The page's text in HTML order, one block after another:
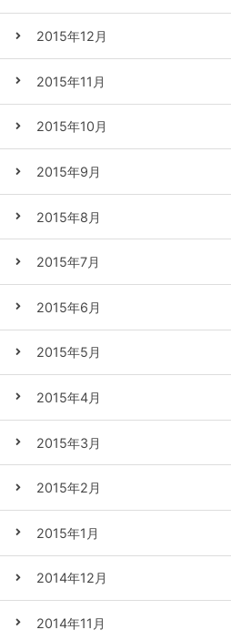
2015年12月
2015年11月
2015年10月
2015年9月
2015年8月
2015年7月
2015年6月
2015年5月
2015年4月
2015年3月
2015年2月
2015年1月
2014年12月
2014年11月